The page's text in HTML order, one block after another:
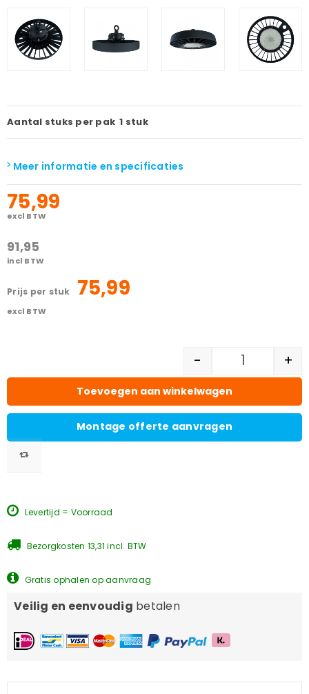
Aantal stuks per pak 1 stuk
Meer informatie en specificaties
75,99
excl BTW
91,95
incl BTW
prijs per stuk 75,99
excl BTW
- +
Toevoegen aan winkelwagen
Montage offerte aanvragen
Levertijd = Voorraad
Bezorgkosten 13,31 incl. BTW
Gratis ophalen op aanvraag
Veilig en eenvoudig betalen